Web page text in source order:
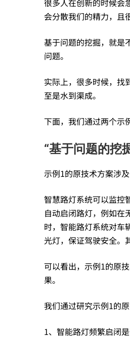
的
发
掘，
为
创
造
性
提
供
充
会分散我们的精力，且
基于问题的挖掘，就是
问题。
实际上，很多时候，找
至是水到渠成。
下面，我们通过两个示
“基于问题的挖
示例1的原技术方案涉
智慧路灯系统可以监控
自动启闭路灯，例如在
时，智能路灯系统对车
光灯，保证驾驶安全。
可以看出，示例1的原
果。
我们通过研究示例1的
1、智能路灯频繁启闭